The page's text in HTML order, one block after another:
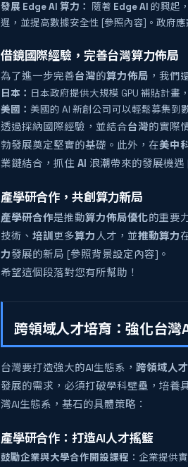
發展 Edge AI 算力：
隨著 Edge AI 的興起
遲，並提高數據安全性 [參照內容]。政府
借鏡國際經驗，完善台灣算力佈局
為了進一步完善台灣的算力佈局 ，我們
日本： 日本政府提供大規模 GPU 補貼計畫
美國： 美國的 AI 新創公司可以輕鬆募集到
透過採納國際經驗，並結合台灣的實際
勃發展奠定堅實的基礎。此外，在美中
業鏈結合，抓住 AI 浪潮帶來的發展機遇
產學研合作，共創算力新局
產學研合作是推動算力佈局優化的重要
技術、 培訓 更多算力 人才，並推動算力
力發展的新局 [參照背景設定內容]。
希望這個段落對您有所幫助！
跨領域人才培育：強化台灣
台灣要打造強大的AI生態系， 跨領域人
發展的需求，必須打破學科壁壘，培養
灣AI生態系，基石的具體策略：
產學研合作：打造AI人才搖籃
鼓勵企業與大學合作開設課程 ：企業提供